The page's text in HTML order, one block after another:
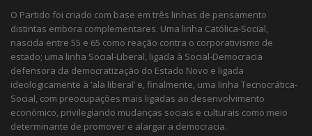
O Partido foi criado com base em três linhas de pensamento
distintas embora complementares. Uma linha Católica-Social,
nascida entre 55 e 65 como reação contra o corporativismo de
estado; uma linha Social-Liberal, ligada à Social-Democracia
defensora da democratização do Estado Novo e ligada
ideologicamente à ‘ala liberal’ e, finalmente, uma linha Tecnocrática-
Social, com preocupações mais ligadas ao desenvolvimento
económico, privilegiando mudanças sociais e culturais como meio
determinante de promover e alargar a democracia.